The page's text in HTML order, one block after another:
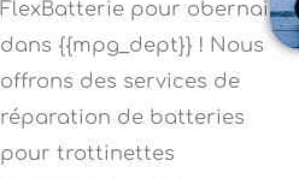
FlexBatterie pour obernai
dans {{mpg_dept}} ! Nous
offrons des services de
réparation de batteries
pour trottinettes